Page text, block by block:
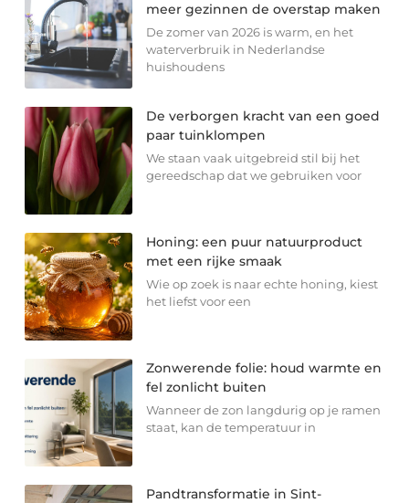
meer gezinnen de overstap maken
De zomer van 2026 is warm, en het
waterverbruik in Nederlandse
huishoudens
De verborgen kracht van een goed
paar tuinklompen
We staan vaak uitgebreid stil bij het
gereedschap dat we gebruiken voor
Honing: een puur natuurproduct
met een rijke smaak
Wie op zoek is naar echte honing, kiest
het liefst voor een
Zonwerende folie: houd warmte en
fel zonlicht buiten
Wanneer de zon langdurig op je ramen
staat, kan de temperatuur in
Pandtransformatie in Sint-